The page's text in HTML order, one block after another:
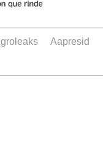
Agroleaks
aapresid